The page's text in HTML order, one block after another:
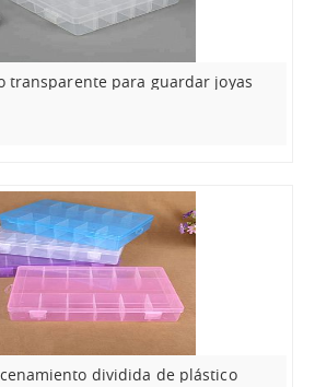
transparente para guardar joyas
dividida de plástico